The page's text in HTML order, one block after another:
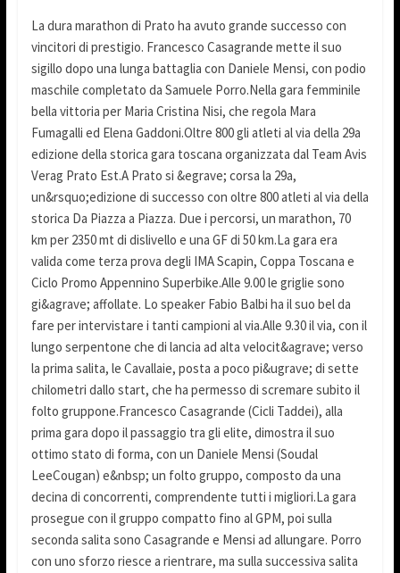
La dura marathon di Prato ha avuto grande successo con
vincitori di prestigio. Francesco Casagrande mette il suo
sigillo dopo una lunga battaglia con Daniele Mensi, con podio
maschile completato da Samuele Porro.Nella gara femminile
bella vittoria per Maria Cristina Nisi, che regola Mara
Fumagalli ed Elena Gaddoni.Oltre 800 gli atleti al via della 29a
edizione della storica gara toscana organizzata dal Team Avis
Verag Prato Est.A Prato si &egrave; corsa la 29a,
un&rsquo;edizione di successo con oltre 800 atleti al via della
storica Da Piazza a Piazza. Due i percorsi, un marathon, 70
km per 2350 mt di dislivello e una GF di 50 km.La gara era
valida come terza prova degli IMA Scapin, Coppa Toscana e
Ciclo Promo Appennino Superbike.Alle 9.00 le griglie sono
gi&agrave; affollate. Lo speaker Fabio Balbi ha il suo bel da
fare per intervistare i tanti campioni al via.Alle 9.30 il via, con il
lungo serpentone che di lancia ad alta velocit&agrave; verso
la prima salita, le Cavallaie, posta a poco pi&ugrave; di sette
chilometri dallo start, che ha permesso di scremare subito il
folto gruppone.Francesco Casagrande (Cicli Taddei), alla
prima gara dopo il passaggio tra gli elite, dimostra il suo
ottimo stato di forma, con un Daniele Mensi (Soudal
LeeCougan) e&nbsp; un folto gruppo, composto da una
decina di concorrenti, comprendente tutti i migliori.La gara
prosegue con il gruppo compatto fino al GPM, poi sulla
seconda salita sono Casagrande e Mensi ad allungare. Porro
con uno sforzo riesce a rientrare, ma sulla successiva salita